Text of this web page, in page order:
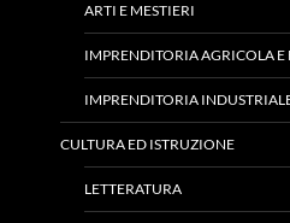
ARTI E MESTIERI
IMPRENDITORIA AGRICOLA E
IMPRENDITORIA
CULTURA ED ISTRUZIONE
LETTERATURA